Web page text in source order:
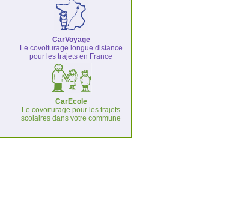
CarVoyage
Le covoiturage longue distance
pour les trajets en France
CarEcole
Le covoiturage pour les trajets
scolaires dans votre commune